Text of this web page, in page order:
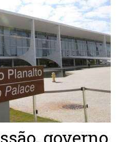
governo